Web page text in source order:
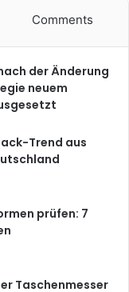
Comments
der Änderung
neuem
Trend aus
prüfen: 7
Taschenmesser